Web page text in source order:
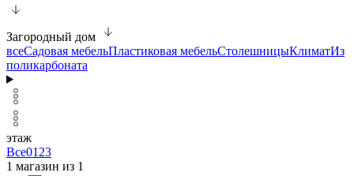
Загородный дом
всеСадовая мебельПластиковая мебельСтолешницыКлиматИз
поликарбоната
этаж
Все01 23
1 магазин из 1